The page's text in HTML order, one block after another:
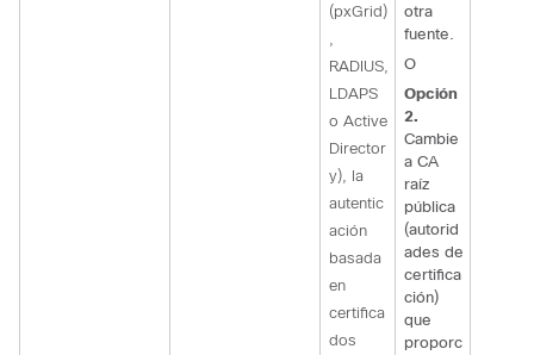
(pxGrid)
,
RADIUS,
LDAPS
o Active
Director
y), la
autentic
ación
basada
en
certifica
dos
otra
fuente.
O
Opción
2.
Cambie
a CA
raíz
pública
(autorid
ades de
certifica
ción)
que
proporc